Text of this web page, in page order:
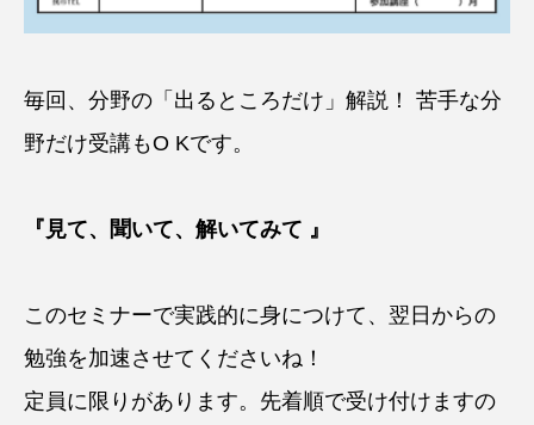
毎回、分野の「出るところだけ」解説！ 苦手な分
野だけ受講もO Kです。
『見て、聞いて、解いてみて 』
このセミナーで実践的に身につけて、翌日からの
勉強を加速させてくださいね！
定員に限りがあります。先着順で受け付けますの